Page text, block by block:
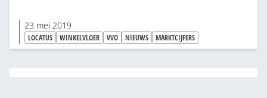
23 mei 2019
LOCATUS WINKELVLOER VVO NIEUWS MARKTCIJFERS